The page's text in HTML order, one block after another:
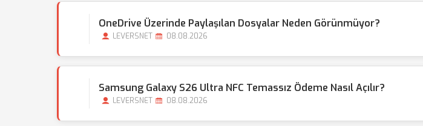
OneDrive Üzerinde Paylaşılan Dosyalar Neden Görünmüyor?
LEVERSNET 08.08.2026
Samsung Galaxy S26 Ultra NFC Temassız Ödeme Nasıl Açılır?
LEVERSNET 08.08.2026